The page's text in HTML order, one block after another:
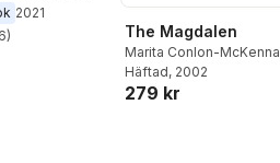
2021
Totalt antal röster:
6) The Magdalen
Marita Conlon-McKenna
Häftad, 2002
279 kr